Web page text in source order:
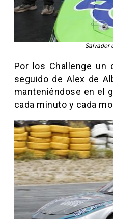
Salvador
Por los Challenge un
seguido de Alex de
manteniéndose en el
cada minuto y cada